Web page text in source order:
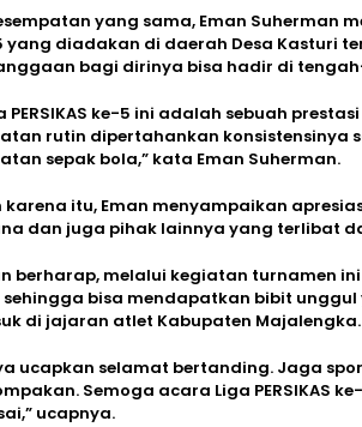
yang sama, Eman Suherman
yang diadakan di daerah Desa Kasturi
bagi dirinya bisa hadir di
PERSIKAS ke-5 ini adalah sebuah
rutin dipertahankan konsistensinya
sepak bola,” kata Eman Suherman.
karena itu, Eman menyampaikan
dan juga pihak lainnya yang terlibat
berharap, melalui kegiatan turnamen
bisa mendapatkan bibit
di jajaran atlet Kabupaten Majalengka.
ucapkan selamat bertanding. Jaga
Semoga acara Liga PERSIKAS
ucapnya.